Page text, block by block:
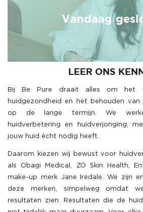
Vandaag
LEER ONS
Bij Be Pure draait alles om het
huidgezondheid en het behouden van
op de lange termijn. We
huidverbetering en huidverjonging,
jouw huid écht nodig heeft.
Daarom kiezen wij bewust voor
als Obagi Medical, ZO Skin Health,
make-up merk Jane Iredale. We zijn
deze merken, simpelweg omdat
resultaten zien. Resultaten die de